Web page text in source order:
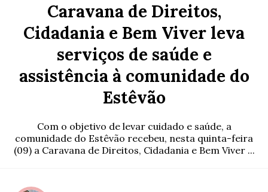
Caravana de Direitos,
Cidadania e Bem Viver leva
serviços de saúde e
assistência à comunidade do
Estêvão
Com o objetivo de levar cuidado e saúde, a
comunidade do Estêvão recebeu, nesta quinta-feira
(09) a Caravana de Direitos, Cidadania e Bem Viver ...